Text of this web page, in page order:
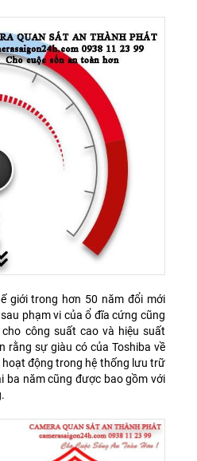
giới trong hơn 50 năm đổi mới
phạm vi của ổ đĩa cứng cũng
công suất cao và hiệu suất
rằng sự giàu có của Toshiba về
động trong hệ thống lưu trữ
ba năm cũng được bao gồm với